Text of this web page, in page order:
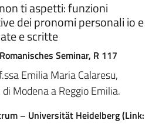
ti aspetti: funzioni
dei pronomi personali io e
e scritte
Seminar, R 117
Emilia Maria Calaresu,
Modena a Reggio Emilia.
– Universität Heidelberg (Link: